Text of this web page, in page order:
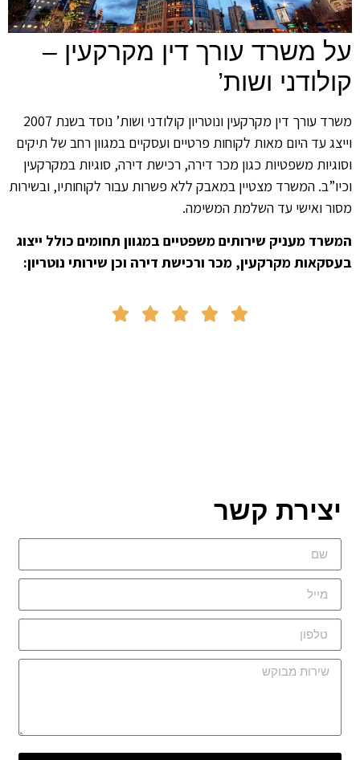
על משרד עורך דין מקרקעין –
קולודני ושות’
משרד עורך דין מקרקעין ונוטריון קולודני ושות’ נוסד בשנת 2007
וייצג עד היום מאות לקוחות פרטיים ועסקיים במגוון רחב של תיקים
וסוגיות משפטיות כגון מכר דירה, רכישת דירה, סוגיות במקרקעין
וכיו”ב. המשרד מצטיין במאבק ללא פשרות עבור לקוחותיו, ובשירות
מסור ואישי עד השלמת המשימה.
המשרד מעניק שירותים משפטיים במגוון תחומים כולל ייצוג
בעסקאות מקרקעין, מכר ורכישת דירה וכן שירותי נוטריון:





יצירת קשר